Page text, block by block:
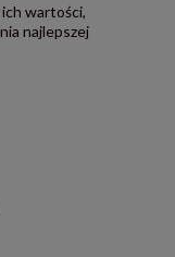
wartości,
najlepszej